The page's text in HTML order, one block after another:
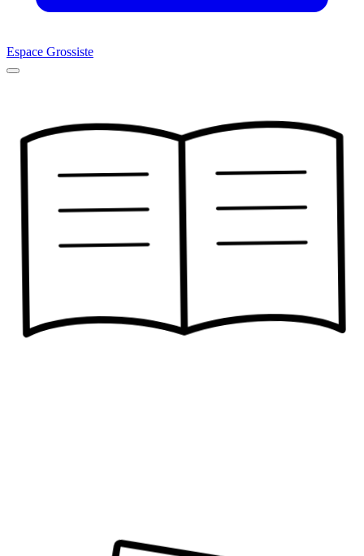
Espace Grossiste